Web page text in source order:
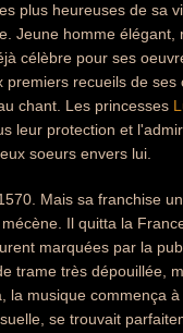
plus heureuses de sa
Jeune homme
célèbre pour ses
recueils de
chant. Les princesses
leur protection et
soeurs envers lui.
Mais sa franchise
Il quitta la
marquées par la
trame très dépouillée,
musique commença
se trouvait